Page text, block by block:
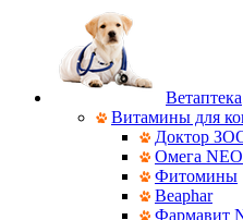
Ветаптека
Витамины для
Доктор
Омега NEO
Фитомины
Beaphar
Фармавит